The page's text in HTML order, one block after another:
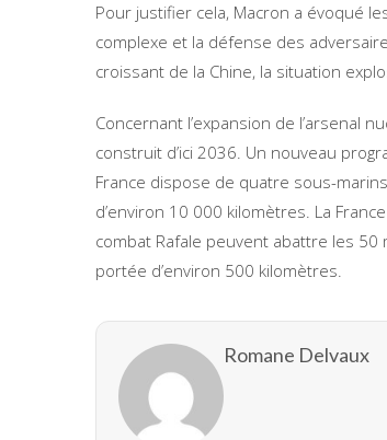
Pour justifier cela, Macron a évoqué
complexe et la défense des
croissant de la Chine, la situation
Concernant l’expansion de l’arsenal
construit d’ici 2036. Un nouveau
France dispose de quatre sous-
d’environ 10 000 kilomètres. La
combat Rafale peuvent abattre les
portée d’environ 500 kilomètres.
Romane Delvaux